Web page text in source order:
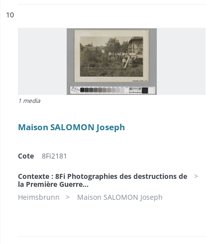
n°
10
1 media
Maison SALOMON Joseph
Cote 8Fi2181
Contexte : 8Fi Photographies des destructions de
la Première Guerre...
Heimsbrunn
Maison SALOMON Joseph